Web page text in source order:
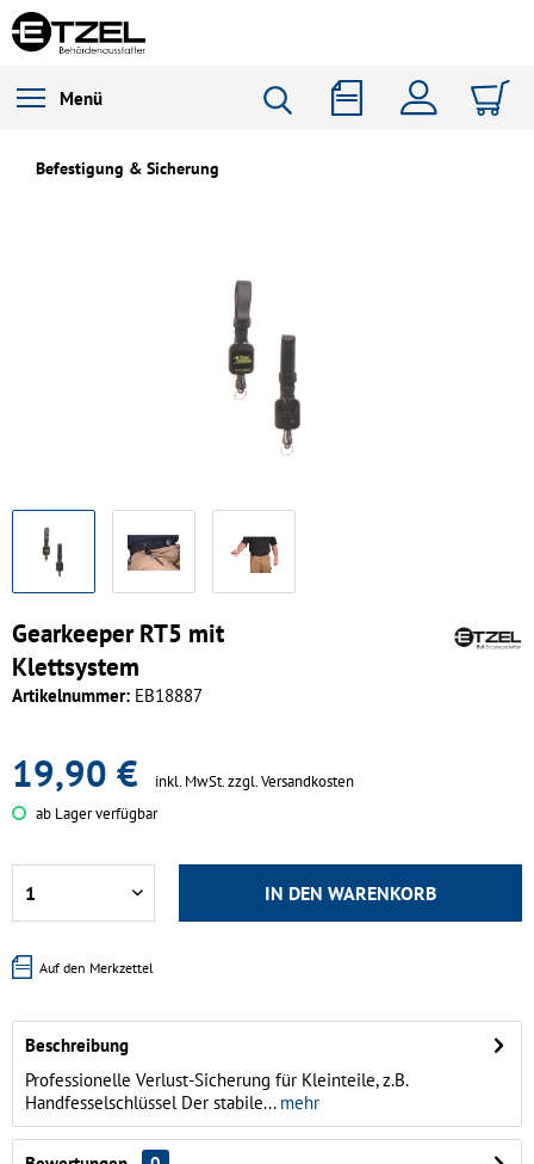
Menü
Befestigung & Sicherung
Gearkeeper RT5 mit
Klettsystem
Artikelnummer: EB18887
19,90 € inkl. MwSt.zzgl. Versandkosten
ab Lager verfügbar
IN DEN WARENKORB
Auf den Merkzettel
Beschreibung
Professionelle Verlust-Sicherung für Kleinteile, z.B.
Handfesselschlüssel Der stabile...mehr